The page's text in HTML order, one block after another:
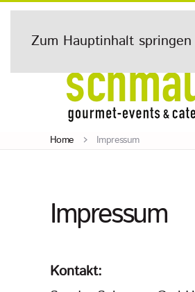
Zum Hauptinhalt springen
Home Impressum
Impressum
Kontakt: